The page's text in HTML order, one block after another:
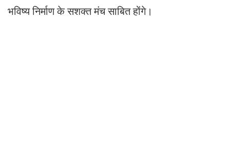
भविष्य निर्माण के सशक्त मंच साबित होंगे।